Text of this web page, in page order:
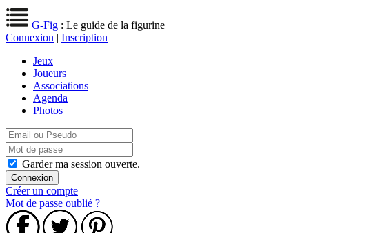
G-Fig : Le guide de la figurine
Connexion | Inscription
Jeux
Joueurs
Associations
Agenda
Photos
Garder ma session ouverte.
Créer un compte
Mot de passe oublié ?